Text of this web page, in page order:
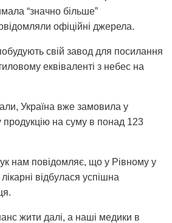
“значно більше”
офіційні джерела.
свій завод для посилання
еквіваленті з небес на
Україна вже замовила у
продукцію на суму в понад 123
нам повідомляє, що у Рівному у
відбулася успішна
жити далі, а наші медики в